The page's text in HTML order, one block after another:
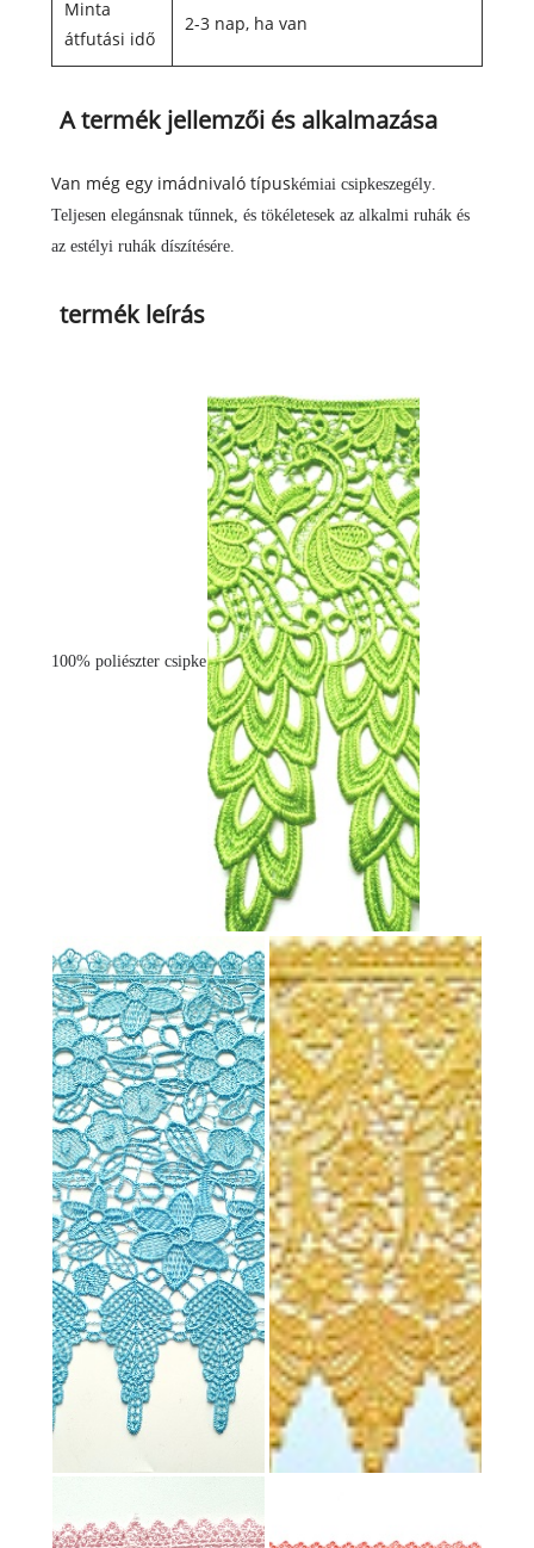
Minta
átfutási idő
2-3 nap, ha van
A termék jellemzői és alkalmazása
Van még egy imádnivaló típuskémiai csipkeszegély.
Teljesen elegánsnak tűnnek, és tökéletesek az alkalmi ruhák és
az estélyi ruhák díszítésére.
termék leírás
100% poliészter csipke